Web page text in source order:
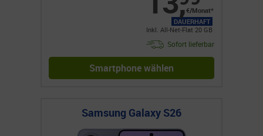
€/Monat*
DAUERHAFT
Inkl. All-Net-Flat 20 GB
Sofort lieferbar
Smartphone wählen
Samsung Galaxy S26